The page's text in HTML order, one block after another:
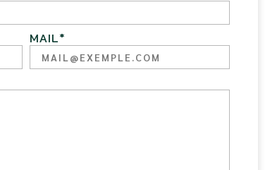
MAIL*